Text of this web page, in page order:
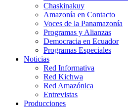
Chaskinakuy
Amazonía en Contacto
Voces de la Panamazonía
Programas y Alianzas
Democracia en Ecuador
Programas Especiales
Noticias
Red Informativa
Red Kichwa
Red Amazónica
Entrevistas
Producciones